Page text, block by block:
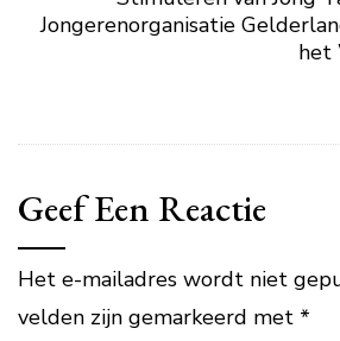
Jongerenorganisatie
het
Geef Een Reactie
Het e-mailadres wordt niet
velden zijn gemarkeerd met *